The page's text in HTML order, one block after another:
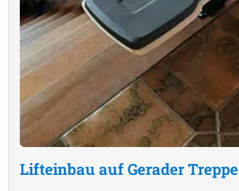
Lifteinbau auf Gerader Treppe